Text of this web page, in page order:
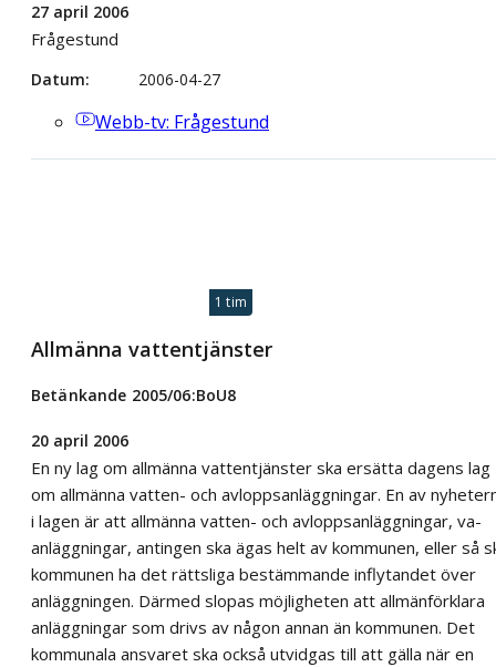
27 april 2006
Frågestund
Datum 2006-04-27
Webb-tv: Frågestund
1 tim
Allmänna vattentjänster
Betänkande 2005/06:BoU8
20 april 2006
En ny lag om allmänna vattentjänster ska ersätta dagens lag
om allmänna vatten- och avloppsanläggningar. En av
i lagen är att allmänna vatten- och avloppsanläggningar, va-
anläggningar, antingen ska ägas helt av kommunen, eller så
kommunen ha det rättsliga bestämmande inflytandet över
anläggningen. Därmed slopas möjligheten att allmänförklara
anläggningar som drivs av någon annan än kommunen. Det
kommunala ansvaret ska också utvidgas till att gälla när en